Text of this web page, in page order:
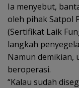
Ia menyebut,
oleh pihak Satpol
(Sertifikat Laik
langkah
Namun demikian,
beroperasi.
“Kalau sudah